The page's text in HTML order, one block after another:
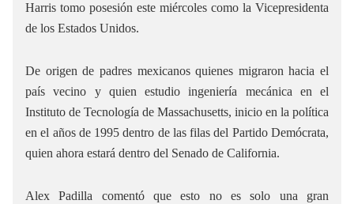
Harris tomo posesión este miércoles como la Vicepresidenta
de los Estados Unidos.
De origen de padres mexicanos quienes migraron hacia el
país vecino y quien estudio ingeniería mecánica en el
Instituto de Tecnología de Massachusetts, inicio en la política
en el años de 1995 dentro de las filas del Partido Demócrata,
quien ahora estará dentro del Senado de California.
Alex Padilla comentó que esto no es solo una gran